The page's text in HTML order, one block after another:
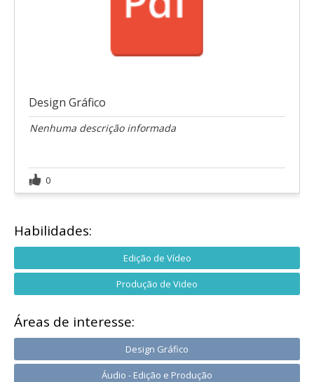
Design Gráfico
Nenhuma descrição informada
0
Habilidades:
Edição de Vídeo
Produção de Video
Áreas de interesse:
Design Gráfico
Áudio - Edição e Produção